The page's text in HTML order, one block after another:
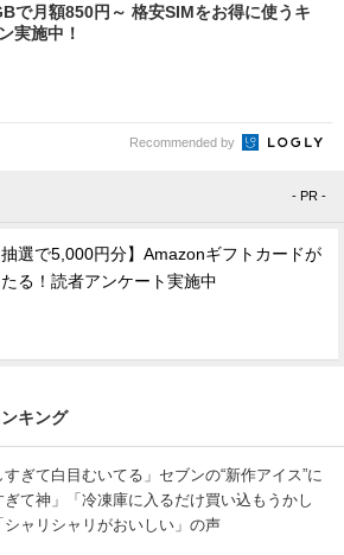
で月額850円～ 格安SIMをお得に使うキ
実施中！
Recommended by
- PR -
抽選で5,000円分】Amazonギフトカードが
る！読者アンケート実施中
キング
すぎて白目むいてる」セブンの“新作アイス”に
ぎて神」「冷凍庫に入るだけ買い込もうかし
ャリシャリがおいしい」の声